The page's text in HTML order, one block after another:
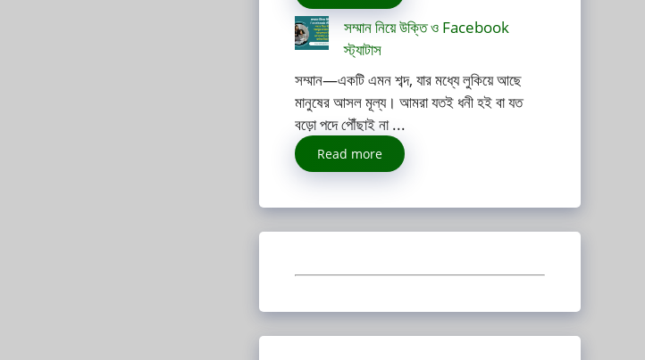
সম্মান নিয়ে উক্তি ও Facebook
স্ট্যাটাস
সম্মান—একটি এমন শব্দ, যার মধ্যে লুকিয়ে আছে
মানুষের আসল মূল্য। আমরা যতই ধনী হই বা যত
বড়ো পদে পৌঁছাই না ...
Read more